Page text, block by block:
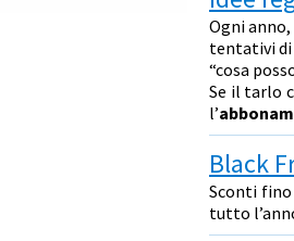
Ogni
tentativi di
“cosa
Se il tarlo
l’
Black
Sconti
tutto